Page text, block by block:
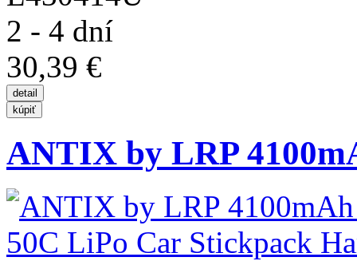
2 - 4 dní
30,39 €
ANTIX by LRP